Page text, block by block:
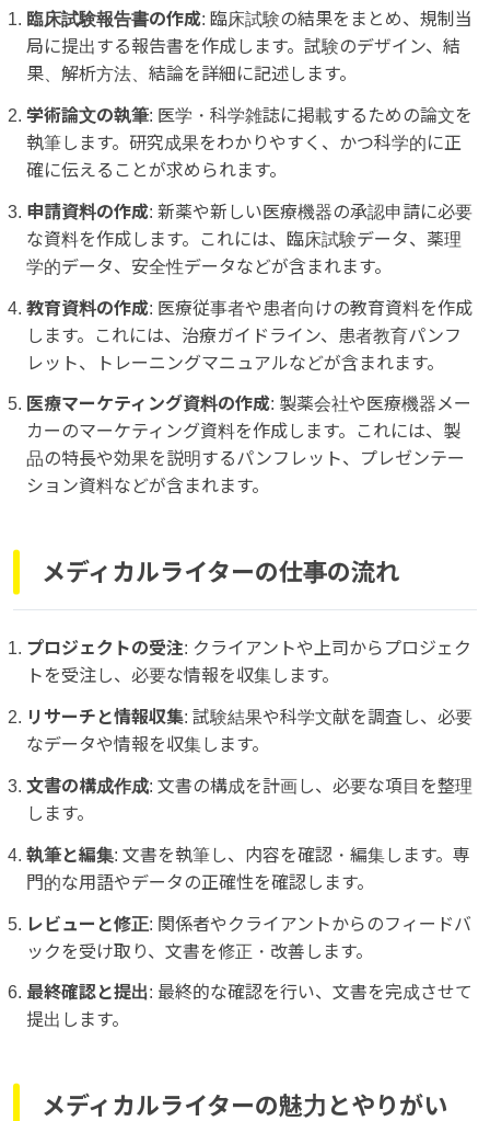
臨床試験報告書の作成: 臨床試験の結果をまとめ、規制当
局に提出する報告書を作成します。試験のデザイン、結
果、解析方法、結論を詳細に記述します。
学術論文の執筆: 医学・科学雑誌に掲載するための論文を
執筆します。研究成果をわかりやすく、かつ科学的に正
確に伝えることが求められます。
申請資料の作成: 新薬や新しい医療機器の承認申請に必要
な資料を作成します。これには、臨床試験データ、薬理
学的データ、安全性データなどが含まれます。
教育資料の作成: 医療従事者や患者向けの教育資料を作成
します。これには、治療ガイドライン、患者教育パンフ
レット、トレーニングマニュアルなどが含まれます。
医療マーケティング資料の作成: 製薬会社や医療機器メー
カーのマーケティング資料を作成します。これには、製
品の特長や効果を説明するパンフレット、プレゼンテー
ション資料などが含まれます。
メディカルライターの仕事の流れ
プロジェクトの受注: クライアントや上司からプロジェク
トを受注し、必要な情報を収集します。
リサーチと情報収集: 試験結果や科学文献を調査し、必要
なデータや情報を収集します。
文書の構成作成: 文書の構成を計画し、必要な項目を整理
します。
執筆と編集: 文書を執筆し、内容を確認・編集します。専
門的な用語やデータの正確性を確認します。
レビューと修正: 関係者やクライアントからのフィードバ
ックを受け取り、文書を修正・改善します。
最終確認と提出: 最終的な確認を行い、文書を完成させて
提出します。
メディカルライターの魅力とやりがい